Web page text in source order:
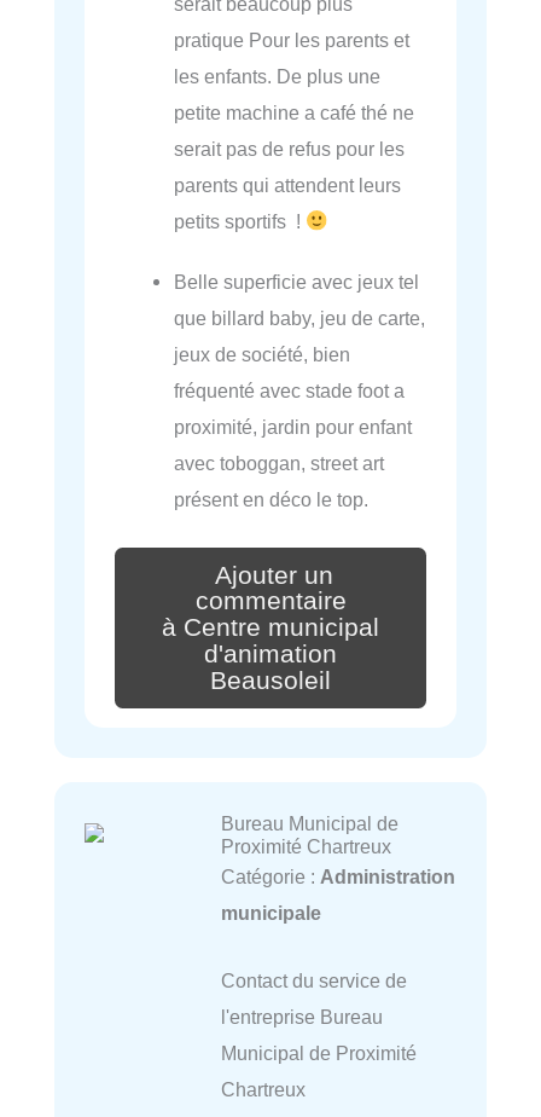
pratique Pour les parents et
les enfants. De plus une
petite machine a café thé ne
serait pas de refus pour les
parents qui attendent leurs
petits sportifs !
Belle superficie avec jeux tel
que billard baby, jeu de carte,
jeux de société, bien
fréquenté avec stade foot a
proximité, jardin pour enfant
avec toboggan, street art
présent en déco le top.
Ajouter un
commentaire
à Centre municipal
d'animation
Beausoleil
Bureau Municipal de
Proximité Chartreux
Catégorie : Administration
municipale
Contact du service de
l'entreprise Bureau
Municipal de Proximité
Chartreux